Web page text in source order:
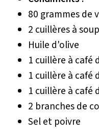
80 grammes de
2 cuillères à
Huile d'olive
1 cuillère à café
1 cuillère à café
1 cuillère à café
2 branches de
Sel et poivre